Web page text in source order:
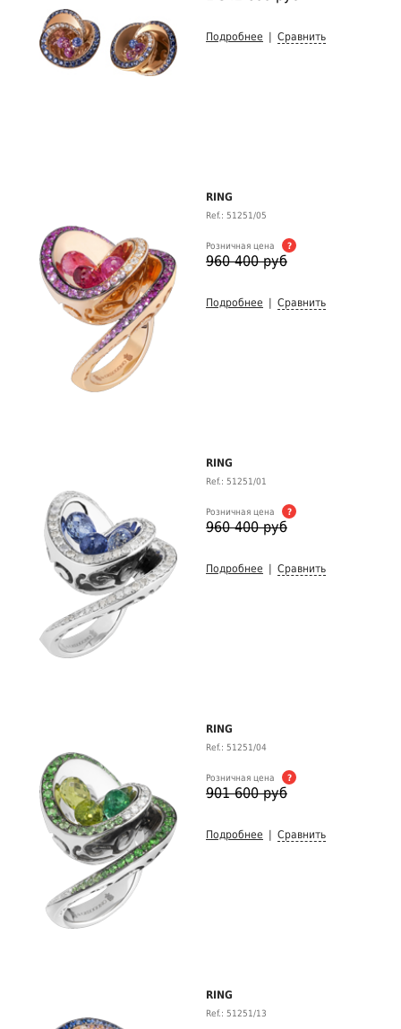
Подробнее Сравнить
RING
Ref.: 51251/05
Розничная цена ?
960 400 руб
Подробнее Сравнить
RING
Ref.: 51251/01
Розничная цена ?
960 400 руб
Подробнее Сравнить
RING
Ref.: 51251/04
Розничная цена ?
901 600 руб
Подробнее Сравнить
RING
Ref.: 51251/13